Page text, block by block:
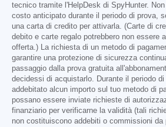
tecnico tramite l'HelpDesk di SpyHunter.
costo anticipato durante il periodo di prova,
una carta di credito per attivarla. (Carte di
debito e carte regalo potrebbero non essere
offerta.) La richiesta di un metodo di
garantire una protezione di sicurezza
passaggio dalla prova gratuita
decidessi di acquistarlo. Durante il periodo
addebitato alcun importo sul tuo metodo di
possano essere inviate richieste di
finanziario per verificarne la validità (tali
non costituiscono addebiti o commissioni